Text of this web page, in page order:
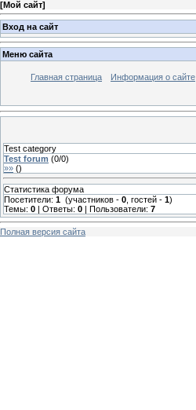
[Мой сайт]
Вход на сайт
Меню сайта
Главная страница Информация о сайте
Test category
Test forum (0/0)
»» ()
Статистика форума
Посетители: 1 (участников - 0 , гостей - 1)
Темы: 0 | Ответы: 0 | Пользователи: 7
Полная версия сайта